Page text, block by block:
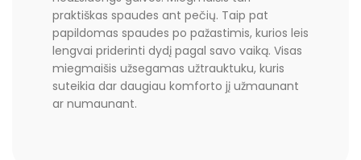
praktiškas spaudes ant pečių. Taip pat
papildomas spaudes po pažastimis, kurios leis
lengvai priderinti dydį pagal savo vaiką. Visas
miegmaišis užsegamas užtrauktuku, kuris
suteikia dar daugiau komforto jį užmaunant
ar numaunant.